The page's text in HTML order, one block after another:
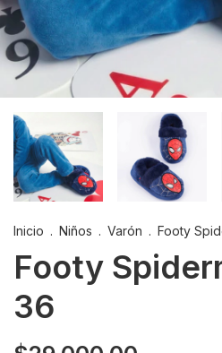
Inicio . Niños . Varón . Footy
Footy
36